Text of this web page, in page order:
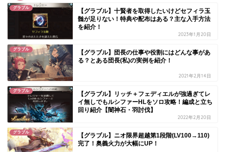
グラブル
【グラブル】十賢者を取得したいけどセフィラ玉
髄が足りない！特典や配布はある？主な入手方法
を紹介！
2023年1月20日
グラブル
【グラブル】団長の仕事や役割にはどんな事があ
る？とある団長(私)の実例を紹介！
2021年2月14日
グラブル
【グラブル】リッチ＋フェディエルが強過ぎてレ
イ無しでもルシファーHLをソロ攻略！編成と立ち
回り紹介【闇神石・羽討伐】
2022年2月20日
グラブル
【グラブル】ニオ限界超越第1段階(LV100→110)
完了！奥義火力が大幅にUP！